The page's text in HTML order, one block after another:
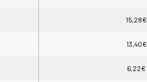
15,28€
13,40€
6,22€